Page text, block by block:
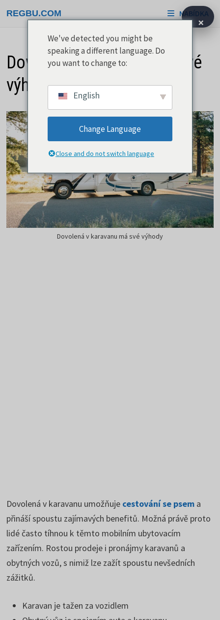
na
REGBU.COM NABÍDKA
Dovolená v karavanu má své
výhody
Dovolená v karavanu má své výhody
Dovolená v karavanu umožňuje cestování se psem a
přináší spoustu zajímavých benefitů. Možná právě proto
lidé často tíhnou k těmto mobilním ubytovacím
zařízením. Rostou prodeje i pronájmy karavanů a
obytných vozů, s nimiž lze zažít spoustu nevšedních
zážitků.
Karavan je tažen za vozidlem
×
We've detected you might be
speaking a different language. Do
you want to change to:
English
Change Language
Close and do not switch language